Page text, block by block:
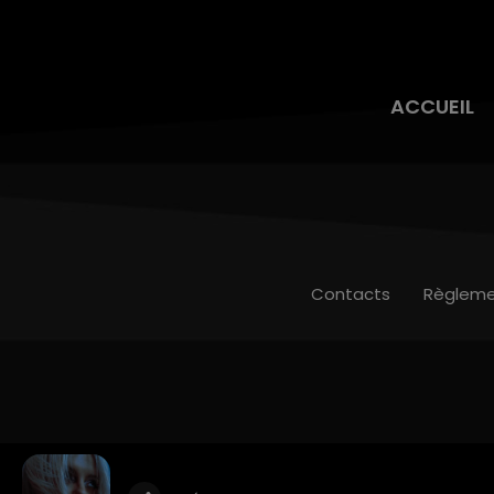
ACCUEIL
Contacts